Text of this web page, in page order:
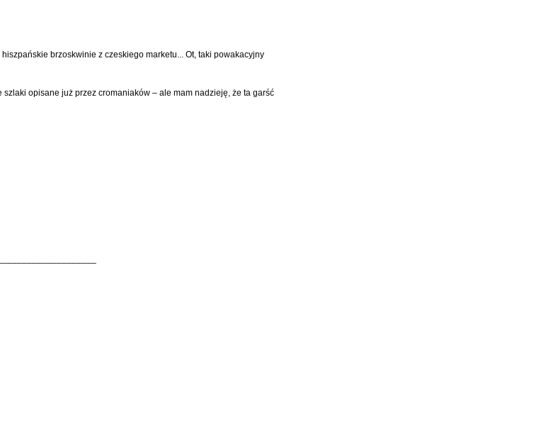
brzoskwinie z czeskiego marketu... Ot, taki powakacyjny
opisane już przez cromaniaków – ale mam nadzieję, że ta garść